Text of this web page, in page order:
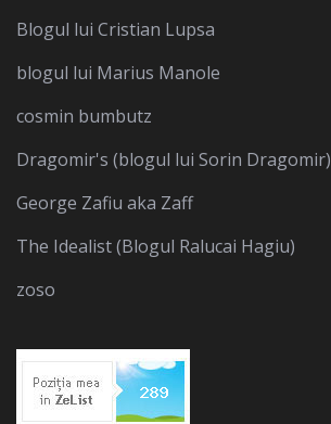
Blogul lui Cristian Lupsa
blogul lui Marius Manole
cosmin bumbutz
Dragomir's (blogul lui Sorin Dragomir)
George Zafiu aka Zaff
The Idealist (Blogul Ralucai Hagiu)
zoso